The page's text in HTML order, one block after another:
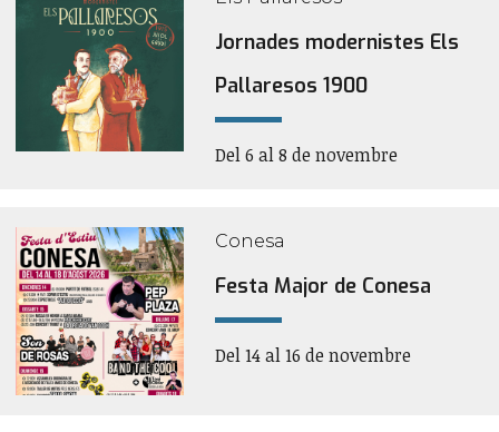
Jornades modernistes Els
Pallaresos 1900
Del 6 al 8 de novembre
Conesa
Festa Major de Conesa
Del 14 al 16 de novembre